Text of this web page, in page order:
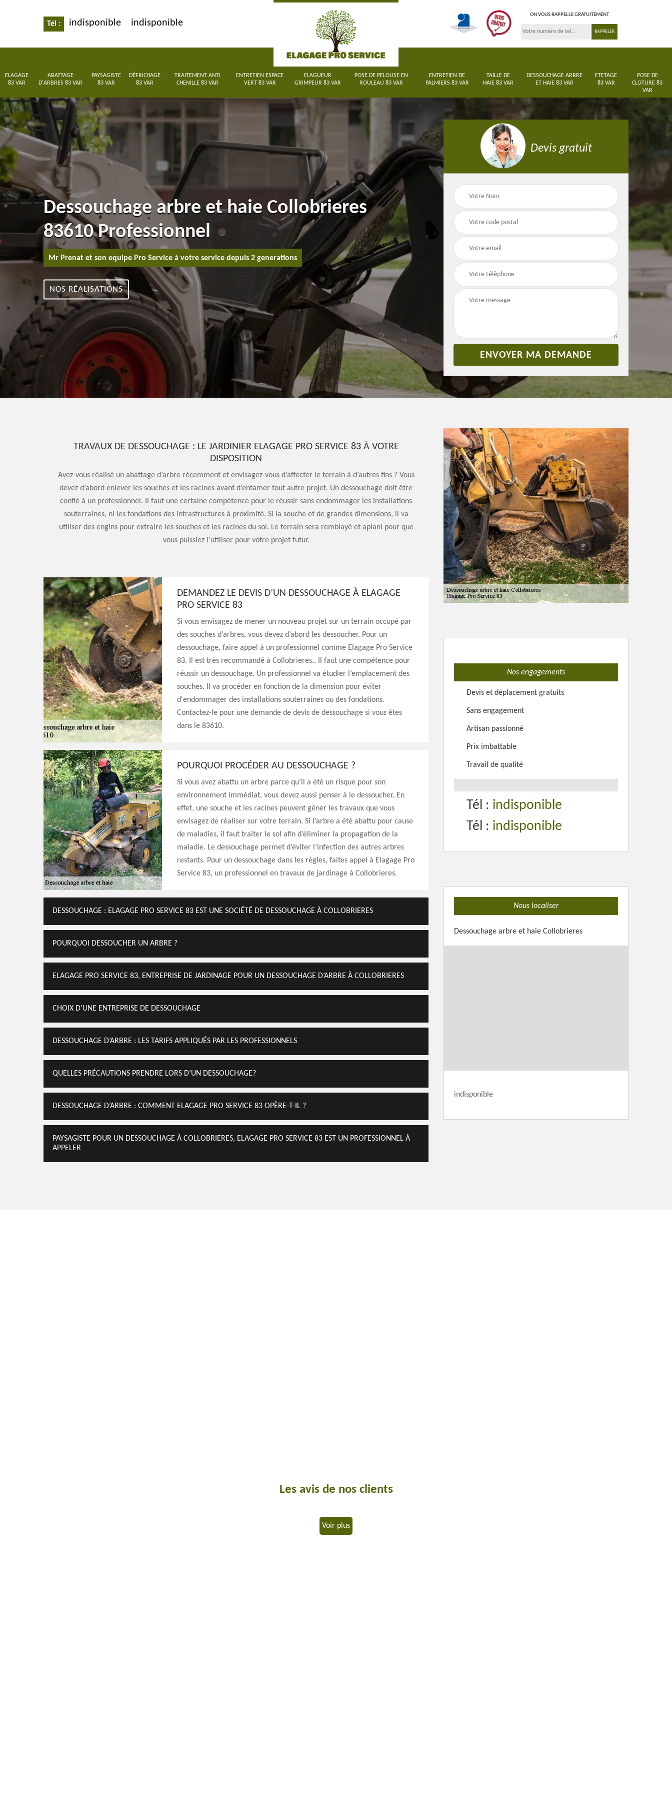
Tél : indisponible indisponible
ON VOUS RAPPELLE GRATUITEMENT
ELAGAGE
83 VAR
ABATTAGE
D'ARBRES 83 VAR
PAYSAGISTE
83 VAR
DÉFRICHAGE
83 VAR
TRAITEMENT ANTI
CHENILLE 83 VAR
ENTRETIEN ESPACE
VERT 83 VAR
ELAGUEUR
GRIMPEUR 83 VAR
POSE DE PELOUSE EN
ROULEAU 83 VAR
ENTRETIEN DE
PALMIERS 83 VAR
TAILLE DE
HAIE 83 VAR
DESSOUCHAGE ARBRE
ET HAIE 83 VAR
ETETAGE
83 VAR
POSE DE
CLOTURE 83
VAR
Dessouchage arbre et haie Collobrieres
83610 Professionnel
Mr Prenat et son equipe Pro Service à votre service depuis 2 generations
NOS RÉALISATIONS
Devis gratuit
TRAVAUX DE DESSOUCHAGE : LE JARDINIER ELAGAGE PRO SERVICE 83 À VOTRE
DISPOSITION
Avez-vous réalisé un abattage d’arbre récemment et envisagez-vous d’affecter le terrain à d’autres fins ? Vous
devez d’abord enlever les souches et les racines avant d’entamer tout autre projet. Un dessouchage doit être
confié à un professionnel. Il faut une certaine compétence pour le réussir sans endommager les installations
souterraines, ni les fondations des infrastructures à proximité. Si la souche et de grandes dimensions, il va
utiliser des engins pour extraire les souches et les racines du sol. Le terrain sera remblayé et aplani pour que
vous puissiez l’utiliser pour votre projet futur.
DEMANDEZ LE DEVIS D’UN DESSOUCHAGE À ELAGAGE
PRO SERVICE 83
Si vous envisagez de mener un nouveau projet sur un terrain occupé par
des souches d’arbres, vous devez d’abord les dessoucher. Pour un
dessouchage, faire appel à un professionnel comme Elagage Pro Service
83. Il est très recommandé à Collobrieres.. Il faut une compétence pour
réussir un dessouchage. Un professionnel va étudier l’emplacement des
souches. Il va procéder en fonction de la dimension pour éviter
d'endommager des installations souterraines ou des fondations.
Contactez-le pour une demande de devis de dessouchage si vous êtes
dans le 83610.
POURQUOI PROCÉDER AU DESSOUCHAGE ?
Si vous avez abattu un arbre parce qu’il a été un risque pour son
environnement immédiat, vous devez aussi penser à le dessoucher. En
effet, une souche et les racines peuvent gêner les travaux que vous
envisagez de réaliser sur votre terrain. Si l’arbre a été abattu pour cause
de maladies, il faut traiter le sol afin d’éliminer la propagation de la
maladie. Le dessouchage permet d’éviter l’infection des autres arbres
restants. Pour un dessouchage dans les règles, faites appel à Elagage Pro
Service 83, un professionnel en travaux de jardinage à Collobrieres.
DESSOUCHAGE : ELAGAGE PRO SERVICE 83 EST UNE SOCIÉTÉ DE DESSOUCHAGE À COLLOBRIERES
POURQUOI DESSOUCHER UN ARBRE ?
ELAGAGE PRO SERVICE 83, ENTREPRISE DE JARDINAGE POUR UN DESSOUCHAGE D’ARBRE À COLLOBRIERES
CHOIX D’UNE ENTREPRISE DE DESSOUCHAGE
DESSOUCHAGE D’ARBRE : LES TARIFS APPLIQUÉS PAR LES PROFESSIONNELS
QUELLES PRÉCAUTIONS PRENDRE LORS D’UN DESSOUCHAGE?
DESSOUCHAGE D’ARBRE : COMMENT ELAGAGE PRO SERVICE 83 OPÈRE-T-IL ?
PAYSAGISTE POUR UN DESSOUCHAGE À COLLOBRIERES, ELAGAGE PRO SERVICE 83 EST UN PROFESSIONNEL À
APPELER
Nos engagements
Devis et déplacement gratuits
Sans engagement
Artisan passionné
Prix imbattable
Travail de qualité
Tél : indisponible
Tél : indisponible
Nous localiser
Dessouchage arbre et haie Collobrieres
indisponible
Les avis de nos clients
Voir plus